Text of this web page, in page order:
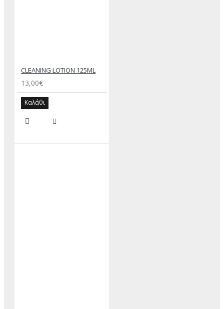
CLEANING LOTION 125ML
13,00€
Καλάθι